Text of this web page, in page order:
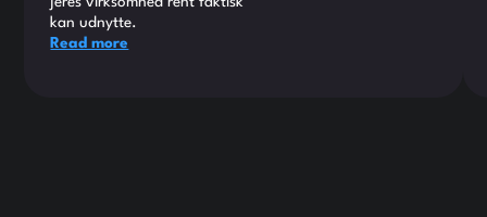
kan udnytte.
Read more